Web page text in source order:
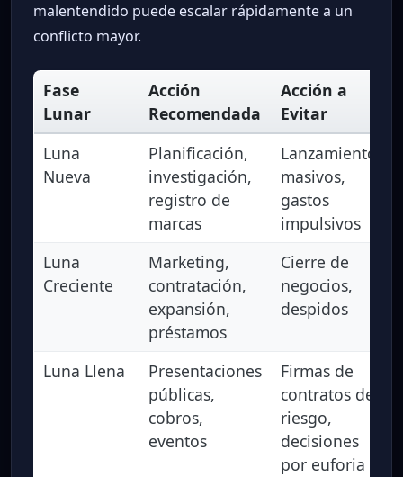
malentendido puede escalar rápidamente a un
conflicto mayor.
Fase
Lunar
Acción
Recomendada
Acción a
Evitar
Luna
Nueva
Planificación,
investigación,
registro de
marcas
Lanzamientos
masivos,
gastos
impulsivos
Luna
Creciente
Marketing,
contratación,
expansión,
préstamos
Cierre de
negocios,
despidos
Luna Llena
Presentaciones
públicas,
cobros,
eventos
Firmas de
contratos de
riesgo,
decisiones
por euforia